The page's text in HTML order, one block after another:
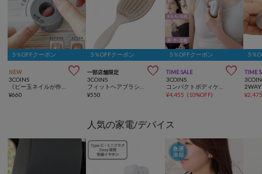
5％OFFクーポン
NEW 
3COINS
¥660
5％OFFクーポン
一部店舗限定 
3COINS
¥550
5％OFFクーポン
TIME SALE 
3COINS
¥4,455 (10%OFF)
5％
TIME
¥
人気の家電/デバイス